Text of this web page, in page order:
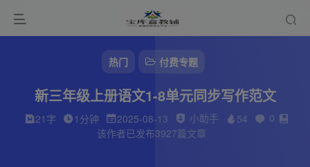
热门 付费专题
新三年级上册语文1-8单元同步写作范文
21字 1分钟 2025-08-13 小助手 54
0
该作者已发布3927篇文章